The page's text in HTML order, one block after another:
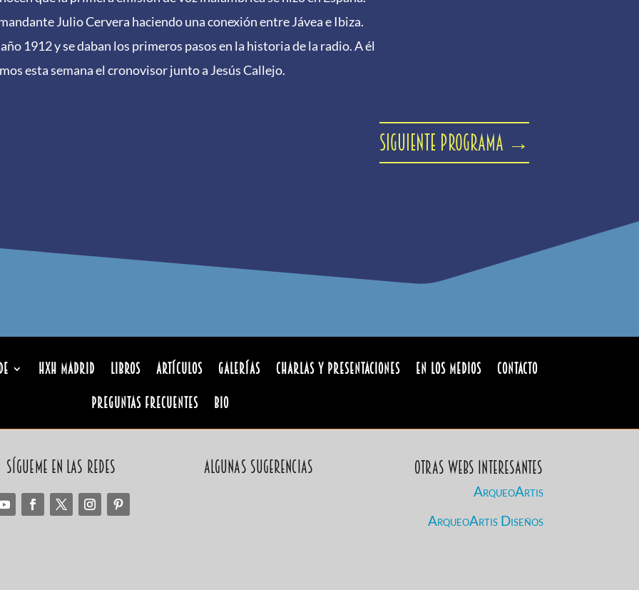
Julio Cervera haciendo una conexión entre Jávea e Ibiza.
1912 y se daban los primeros pasos en la historia de la radio. A él
esta semana el cronovisor junto a Jesús Callejo.
Siguiente programa →
HxH Madrid Libros Artículos Galerías Charlas y Presentaciones En los medios
Contacto
Preguntas Frecuentes
Bio
Sígueme en las redes Algunas sugerencias Otras Webs Interesantes
ArqueoArtis
ArqueoArtis Diseños